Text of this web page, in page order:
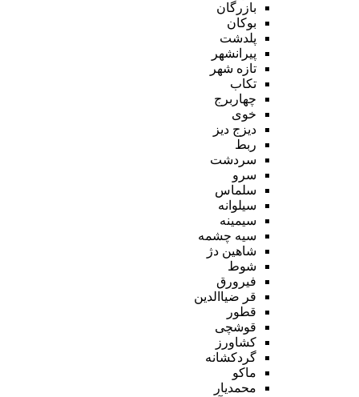
بازرگان
بوکان
پلدشت
پیرانشهر
تازه شهر
تکاب
چهاربرج
خوی
دیزج دیز
ربط
سردشت
سرو
سلماس
سیلوانه
سیمینه
سیه چشمه
شاهین دژ
شوط
فیرورق
قر ضیاالدین
قطور
قوشچی
کشاورز
گردکشانه
ماکو
محمدیار